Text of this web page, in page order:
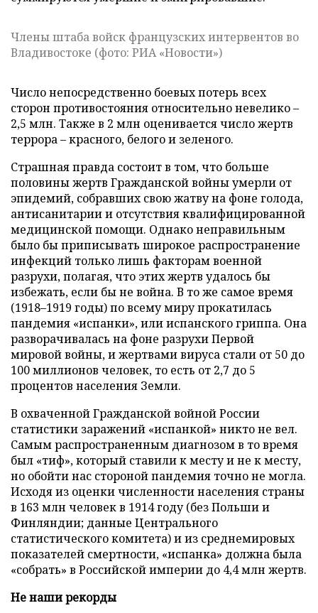
Члены штаба войск французских интервентов во
Владивостоке (фото: РИА «Новости»)
Число непосредственно боевых потерь всех
сторон противостояния относительно невелико –
2,5 млн. Также в 2 млн оценивается число жертв
террора – красного, белого и зеленого.
Страшная правда состоит в том, что больше
половины жертв Гражданской войны умерли от
эпидемий, собравших свою жатву на фоне голода,
антисанитарии и отсутствия квалифицированной
медицинской помощи. Однако неправильным
было бы приписывать широкое распространение
инфекций только лишь факторам военной
разрухи, полагая, что этих жертв удалось бы
избежать, если бы не война. В то же самое время
(1918–1919 годы) по всему миру прокатилась
пандемия «испанки», или испанского гриппа. Она
разворачивалась на фоне разрухи Первой
мировой войны, и жертвами вируса стали от 50 до
100 миллионов человек, то есть от 2,7 до 5
процентов населения Земли.
В охваченной Гражданской войной России
статистики заражений «испанкой» никто не вел.
Самым распространенным диагнозом в то время
был «тиф», который ставили к месту и не к месту,
но обойти нас стороной пандемия точно не могла.
Исходя из оценки численности населения страны
в 163 млн человек в 1914 году (без Польши и
Финляндии; данные Центрального
статистического комитета) и из среднемировых
показателей смертности, «испанка» должна была
«собрать» в Российской империи до 4,4 млн жертв.
Не наши рекорды